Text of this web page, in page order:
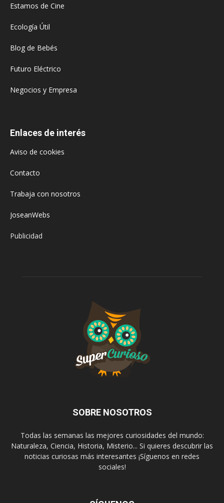
Estamos de Cine
Ecología Útil
Blog de Bebés
Futuro Eléctrico
Negocios y Empresa
Enlaces de interés
Aviso de cookies
Contacto
Trabaja con nosotros
JoseanWebs
Publicidad
SOBRE NOSOTROS
Todas las semanas las mejores curiosidades del mundo:
Naturaleza, Ciencia, Historia, Misterio... Si quieres descubrir las
noticias curiosas más interesantes ¡Síguenos en redes
sociales!